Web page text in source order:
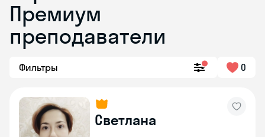
Премиум
преподаватели
Фильтры 0
Светлана